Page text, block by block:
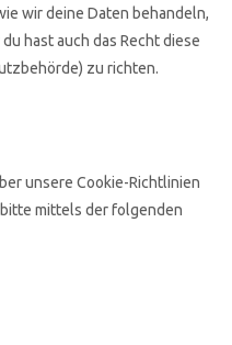
wir deine Daten behandeln,
hast auch das Recht diese
zu richten.
unsere Cookie-Richtlinien
mittels der folgenden